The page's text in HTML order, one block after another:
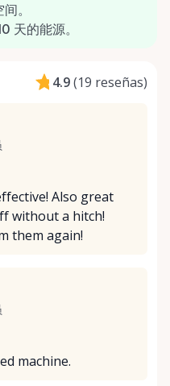
。
天的能源。
4.9(19 reseñas)
Also great
without a hitch!
them again!
machine.